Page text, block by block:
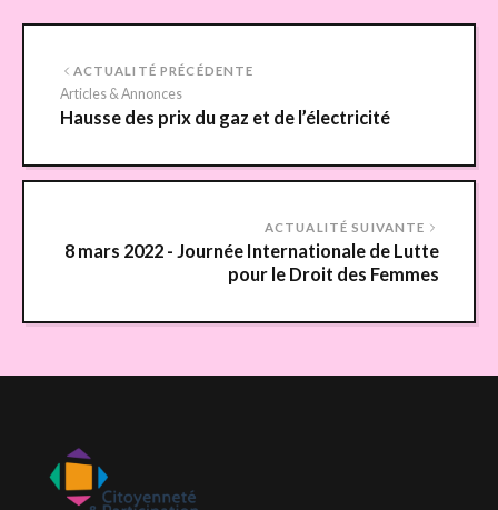
ACTUALITÉ PRÉCÉDENTE
Articles & Annonces
Hausse des prix du gaz et de l’électricité
ACTUALITÉ SUIVANTE
8 mars 2022 - Journée Internationale de Lutte
pour le Droit des Femmes